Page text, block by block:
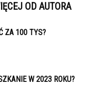
OD AUTORA
ZA 100 TYS?
W 2023 ROKU?